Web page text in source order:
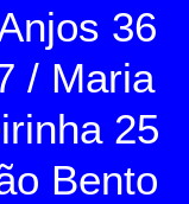
36
Maria
25
Bento